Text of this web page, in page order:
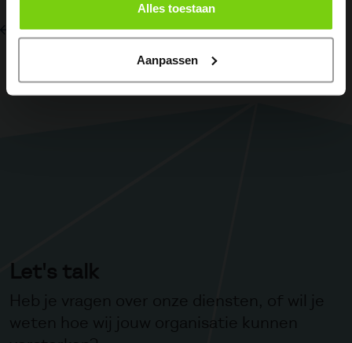
Alles toestaan
Aanpassen
Terug naar het overzicht
Let's talk
Heb je vragen over onze diensten, of wil je
weten hoe wij jouw organisatie kunnen